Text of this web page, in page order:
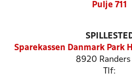
Pulje 711
Sparekassen Danmark Park
8920 Randers
Tlf: